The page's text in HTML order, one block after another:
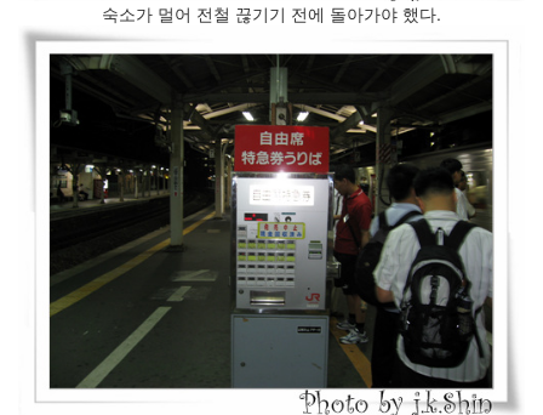
숙소가 멀어 전철 끊기기 전에 돌아가야 했다.